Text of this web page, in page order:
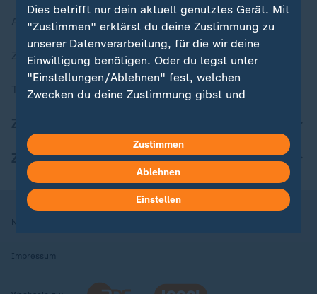
Aktuelle Sendungs-Videos
ZDFheute Stories
Themen im Überblick
ZDFheute Apps
Nutzungsbedingungen
Impressum
Dies betrifft nur dein aktuell genutztes Gerät. Mit
"Zustimmen" erklärst du deine Zustimmung zu
unserer Datenverarbeitung, für die wir deine
Einwilligung benötigen. Oder du legst unter
"Einstellungen/Ablehnen" fest, welchen
Zwecken du deine Zustimmung gibst und
in deinen Einstellungen widerrufen oder ändern.
Hier findest du das Impressum.
Weitere Informationen findest du in unserer
Datenschutzerklärung.
Zustimmen
Ablehnen
Einstellen